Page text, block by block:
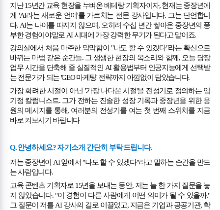
지난15년간 교육 현장을 누벼온 베테랑 기획자이자,현재는 중장년에
게 'AI라는 새로운 언어'를 가르치는 전문 강사입니다. 그는 단언합니
다. AI는 나이를 따지지 않으며, 오히려 수십 년간 쌓아온 중장년의 풍
부한 경험이야말로 AI시대에 가장 강력한 무기가 된다고 말이죠.
강의실에서 처음 마주한 막막함이 "나도 할 수 있겠다"라는 확신으로
바뀌는 마법 같은 순간들. 그 생생한 현장의 목소리와 함께 , 오늘 당장
업무 시간을 단축해 줄 실질적인 AI활용법부터 인공지능에게 선택받
는 전문가가 되는'GEO마케팅'전략까지 아낌없이 담았습니다.
가장 화려한 시절이 아닌 '가장 나다운 시절'을 전성기로 정의하는 임
기정 칼럼니스트. 그가 전하는 진솔한 성장 기록과 중장년을 위한 응
원의 메시지를 통해, 여러분의 전성기를 여는 첫 번째 스위치를 지금
바로 켜보시기 바랍니다
Q.안녕하세요?자기소개 간단히 부탁드립니다.
저는 중장년이 AI앞에서 "나도 할 수 있겠다"라고 말하는 순간을 만드
는 사람입니다.
교육 콘텐츠 기획자로 15년을 보내는 동안, 저는 늘 한 가지 질문을 놓
지 않았습니다. "이 경험이 다른 사람에게 어떤 의미가 될 수 있을까."
그 질문이 저를 AI강사의 길로 이끌었고, 지금은 기업과 공공기관, 학